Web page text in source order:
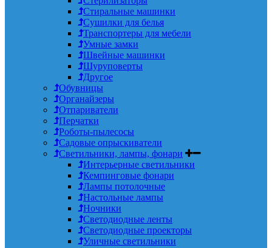
Стиральные машинки
Сушилки для белья
Транспортеры для мебели
Умные замки
Швейные машинки
Шуруповерты
Другое
Обувницы
Органайзеры
Отпариватели
Перчатки
Роботы-пылесосы
Садовые опрыскиватели
Светильники, лампы, фонари
Интерьерные светильники
Кемпинговые фонари
Лампы потолочные
Настольные лампы
Ночники
Светодиодные ленты
Светодиодные проекторы
Уличные светильники